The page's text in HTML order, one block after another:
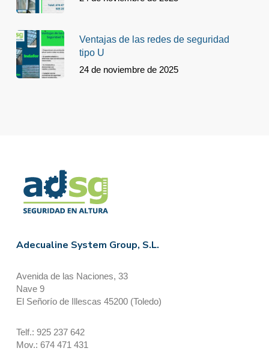
Ventajas de las redes de seguridad
tipo U
24 de noviembre de 2025
Adecualine System Group, S.L.
Avenida de las Naciones, 33
Nave 9
El Señorío de Illescas 45200 (Toledo)
Telf.: 925 237 642
Mov.: 674 471 431